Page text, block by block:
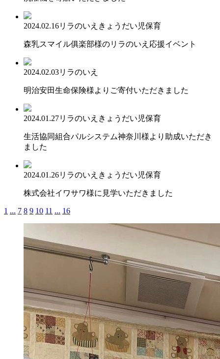
2024.02.16リラのいえ きょうだい児保育
森乳スマイル俱楽部様のリラのいえ応援イベント
2024.02.03リラのいえ
明治安田生命保険様よりご寄付いただきました
2024.01.27リラのいえ きょうだい児保育
生活協同組合パルシステム神奈川様より助成いただき
ました
2024.01.26リラのいえ きょうだい児保育
株式会社イワサワ様に見学いただきました
1 ... 7 8 9 10 11 ... 16